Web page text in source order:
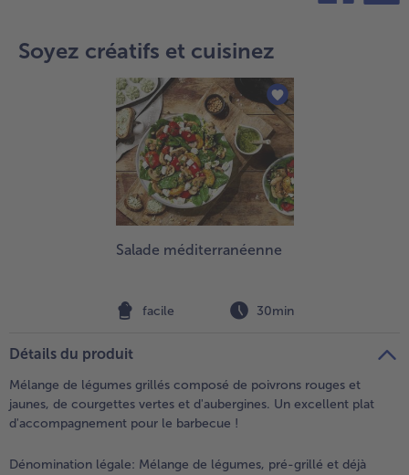
Soyez créatifs et cuisinez
Salade méditerranéenne
facile 30min
Détails du produit
Mélange de légumes grillés composé de poivrons rouges et
jaunes, de courgettes vertes et d'aubergines. Un excellent plat
d'accompagnement pour le barbecue !
Dénomination légale: Mélange de légumes, pré-grillé et déjà